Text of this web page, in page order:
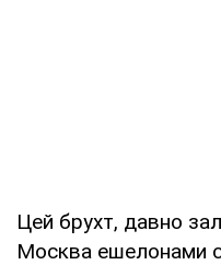
Цей брухт, давно
Москва ешелонами